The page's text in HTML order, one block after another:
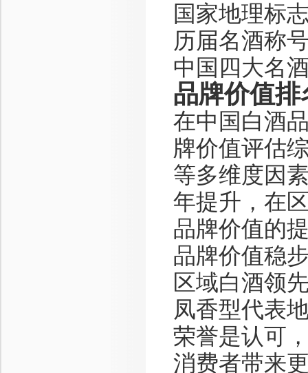
国家地理标
历届名酒称
中国四大名
品牌价值排
在中国白酒
牌价值评估
等多维度因
年提升，在
品牌价值的
品牌价值稳
区域白酒领
凤香型代表
荣誉是认可
消费者带来